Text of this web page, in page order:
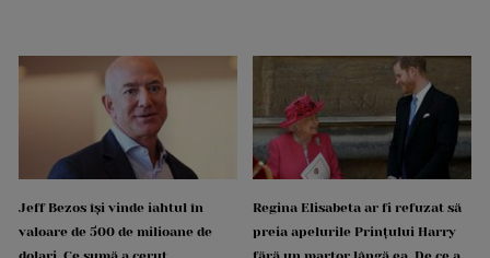
Jeff Bezos își vinde iahtul în
valoare de 500 de milioane de
Regina Elisabeta ar fi refuzat să
preia apelurile Prințului Harry